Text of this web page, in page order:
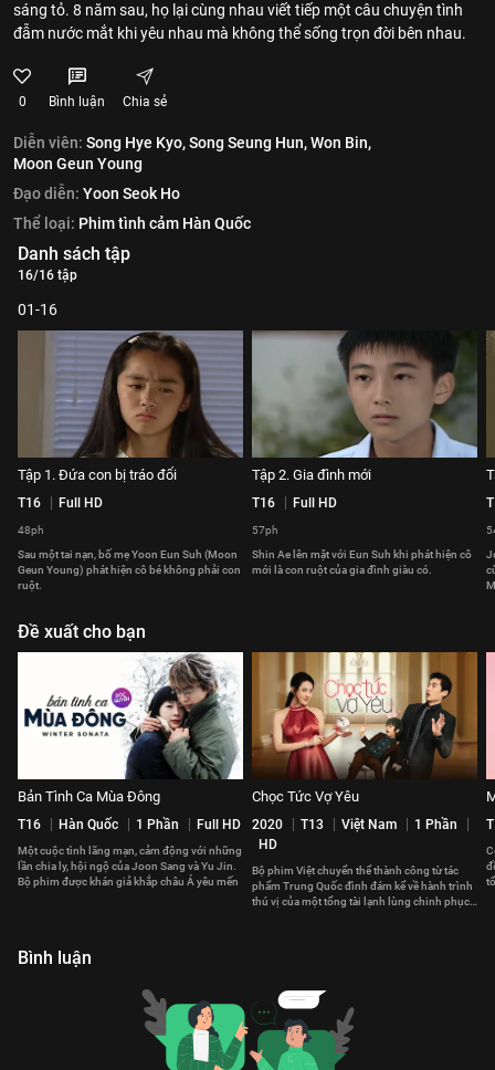
sáng tỏ. 8 năm sau, họ lại cùng nhau viết tiếp một câu chuyện tình
đẫm nước mắt khi yêu nhau mà không thể sống trọn đời bên nhau.
0 Bình luận Chia sẻ
Diễn viên: Song Hye Kyo,Song Seung Hun,Won Bin,
Moon Geun Young
Đạo diễn: Yoon Seok Ho
Thể loại: Phim tình cảm Hàn Quốc
Danh sách tập
16/16 tập
01-16
Tập 1. Đứa con bị tráo đổi
T16 Full HD
48ph
Sau một tai nạn, bố mẹ Yoon Eun Suh (Moon
Geun Young) phát hiện cô bé không phải con
ruột.
Tập 2. Gia đình mới
T16 Full HD
57ph
Shin Ae lên mặt với Eun Suh khi phát hiện cô
mới là con ruột của gia đình giàu có.
Đề xuất cho bạn
Bản Tình Ca Mùa Đông
T16 Hàn Quốc 1 Phần Full HD
Một cuộc tình lãng mạn, cảm động với những
lần chia ly, hội ngộ của Joon Sang và Yu Jin.
Bộ phim được khán giả khắp châu Á yêu mến
Chọc Tức Vợ Yêu
2020 T13 Việt Nam
1 Phần
HD
Bộ phim Việt chuyển thể thành công từ tác
phẩm Trung Quốc đình đám kể về hành trình
thú vị của một tổng tài lạnh lùng chinh phục
Bình luận